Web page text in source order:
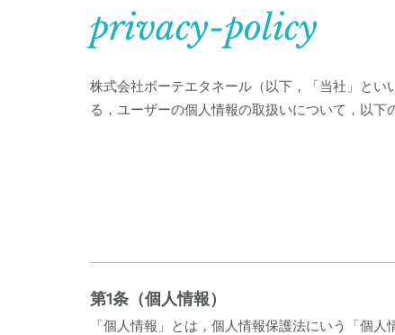
privacy-policy
株式会社ボーテエタネール（以下，「当社」と
る，ユーザーの個人情報の取扱いについて，以下
第1条（個人情報）
「個人情報」とは，個人情報保護法にいう「個